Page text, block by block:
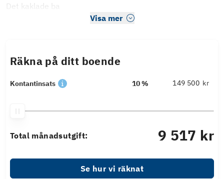
Det kaklade ba
Visa mer
Räkna på ditt boende
Kontantinsats 10 % kr
Total månadsutgift: 9 517 kr
Se hur vi räknat